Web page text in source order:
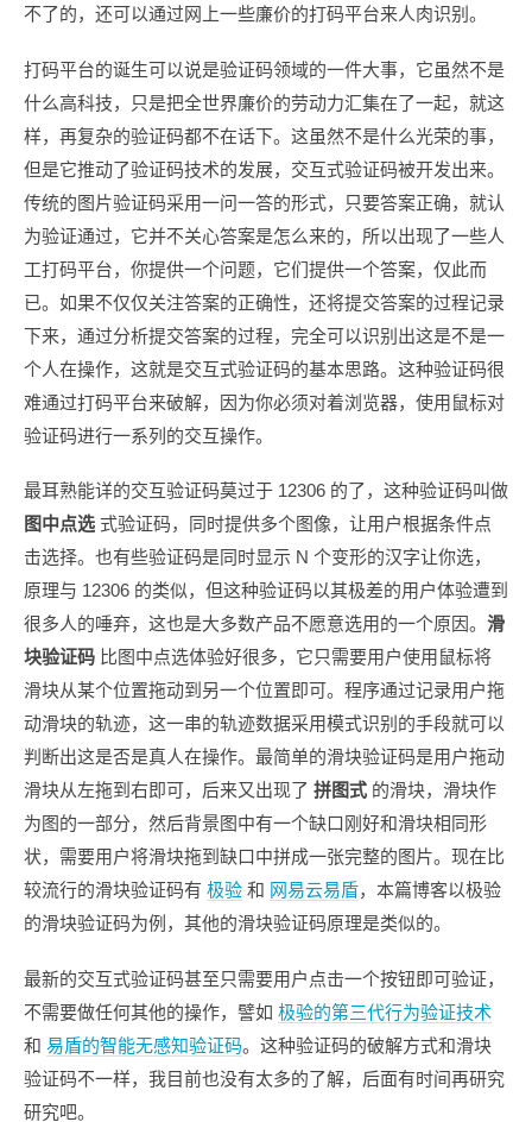
不了的，还可以通过网上一些廉价的打码平台来人肉识别。
打码平台的诞生可以说是验证码领域的一件大事，它虽然不是
什么高科技，只是把全世界廉价的劳动力汇集在了一起，就这
样，再复杂的验证码都不在话下。这虽然不是什么光荣的事，
但是它推动了验证码技术的发展，交互式验证码被开发出来。
传统的图片验证码采用一问一答的形式，只要答案正确，就认
为验证通过，它并不关心答案是怎么来的，所以出现了一些人
工打码平台，你提供一个问题，它们提供一个答案，仅此而
已。如果不仅仅关注答案的正确性，还将提交答案的过程记录
下来，通过分析提交答案的过程，完全可以识别出这是不是一
个人在操作，这就是交互式验证码的基本思路。这种验证码很
难通过打码平台来破解，因为你必须对着浏览器，使用鼠标对
验证码进行一系列的交互操作。
最耳熟能详的交互验证码莫过于 12306 的了，这种验证码叫做
图中点选 式验证码，同时提供多个图像，让用户根据条件点
击选择。也有些验证码是同时显示 N 个变形的汉字让你选，
原理与 12306 的类似，但这种验证码以其极差的用户体验遭到
很多人的唾弃，这也是大多数产品不愿意选用的一个原因。 滑
块验证码 比图中点选体验好很多，它只需要用户使用鼠标将
滑块从某个位置拖动到另一个位置即可。程序通过记录用户拖
动滑块的轨迹，这一串的轨迹数据采用模式识别的手段就可以
判断出这是否是真人在操作。最简单的滑块验证码是用户拖动
滑块从左拖到右即可，后来又出现了 拼图式 的滑块，滑块作
为图的一部分，然后背景图中有一个缺口刚好和滑块相同形
状，需要用户将滑块拖到缺口中拼成一张完整的图片。现在比
较流行的滑块验证码有 极验 和 网易云易盾，本篇博客以极验
的滑块验证码为例，其他的滑块验证码原理是类似的。
最新的交互式验证码甚至只需要用户点击一个按钮即可验证，
不需要做任何其他的操作，譬如 极验的第三代行为验证技术
和 易盾的智能无感知验证码。这种验证码的破解方式和滑块
验证码不一样，我目前也没有太多的了解，后面有时间再研究
研究吧。